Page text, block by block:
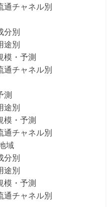
通チャネル別
分別
途別
模・予測
通チャネル別
測
途別
模・予測
通チャネル別
域
分別
途別
模・予測
通チャネル別